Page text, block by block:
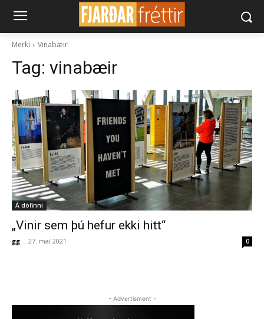
Merki Vinabæir
Tag: vinabæir
Á döfinni
„Vinir sem þú hefur ekki hitt“
gg - 27. maí 2021 0
- Advertisment -